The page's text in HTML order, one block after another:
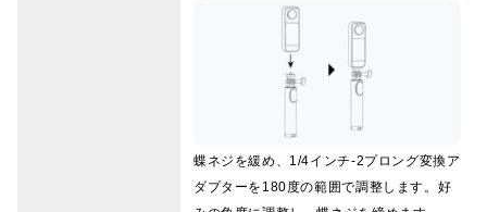
蝶ネジを緩め、1/4インチ-2プロング変換ア
ダプターを180度の範囲で調整します。好